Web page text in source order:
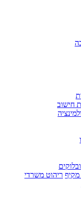
חישוב
מקיף ריהוט משרדי